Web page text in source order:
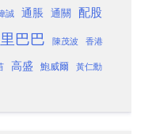
誠 通脹 通關 配股
巴巴 陳茂波 香港
高盛 鮑威爾 黃仁勳